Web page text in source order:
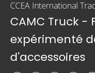
CCEA International
CAMC Truck -
expérimenté
d'accessoires